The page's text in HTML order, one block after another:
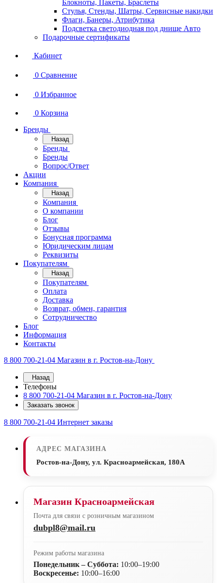
Блокноты, Пакеты, Браслеты
Стулья, Стенды, Шатры, Сервисные накидки
Флаги, Банеры, Атрибутика
Подсветка светодиодная под днище Авто
Подарочные сертификаты
Кабинет
0 Сравнение
0 Избранное
0 Корзина
Бренды
Назад
Бренды
Бренды
Вопрос/Ответ
Акции
Компания
Назад
Компания
О компании
Блог
Отзывы
Бонусная программа
Юридическим лицам
Реквизиты
Покупателям
Назад
Покупателям
Оплата
Доставка
Возврат, обмен, гарантия
Сотрудничество
Блог
Информация
Контакты
8 800 700-21-04 Магазин в г. Ростов-на-Дону
Назад
Телефоны
8 800 700-21-04 Магазин в г. Ростов-на-Дону
Заказать звонок
8 800 700-21-04 Интернет заказы
АДРЕС МАГАЗИНА
Ростов-на-Дону, ул. Красноармейская, 180А
Магазин Красноармейская
Почта для связи с розничным магазином
dubpl8@mail.ru
Режим работы магазина
Понедельник – Суббота: 10:00–19:00
Воскресенье: 10:00–16:00